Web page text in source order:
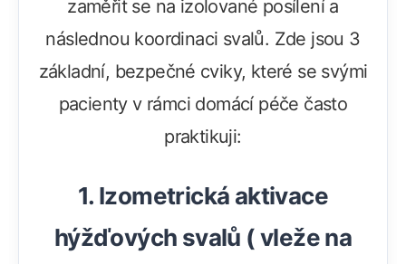
zaměřit se na izolované posílení a
následnou koordinaci svalů. Zde jsou 3
základní, bezpečné cviky, které se svými
pacienty v rámci domácí péče často
praktikuji:
1. Izometrická aktivace
hýžďových svalů ( vleže na